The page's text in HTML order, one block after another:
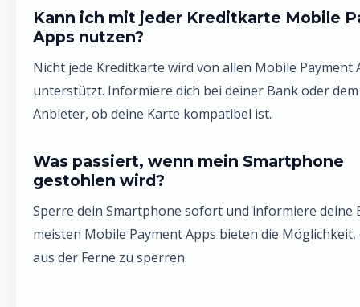
Kann ich mit jeder Kreditkarte Mobile
Apps nutzen?
Nicht jede Kreditkarte wird von allen Mobile Payment
unterstützt. Informiere dich bei deiner Bank oder
Anbieter, ob deine Karte kompatibel ist.
Was passiert, wenn mein Smartphone
gestohlen wird?
Sperre dein Smartphone sofort und informiere deine
meisten Mobile Payment Apps bieten die
aus der Ferne zu sperren.